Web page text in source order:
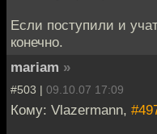
Если поступили и
конечно.
mariam »
#503 | 09.10.07 17:09
Кому: Vlazermann,